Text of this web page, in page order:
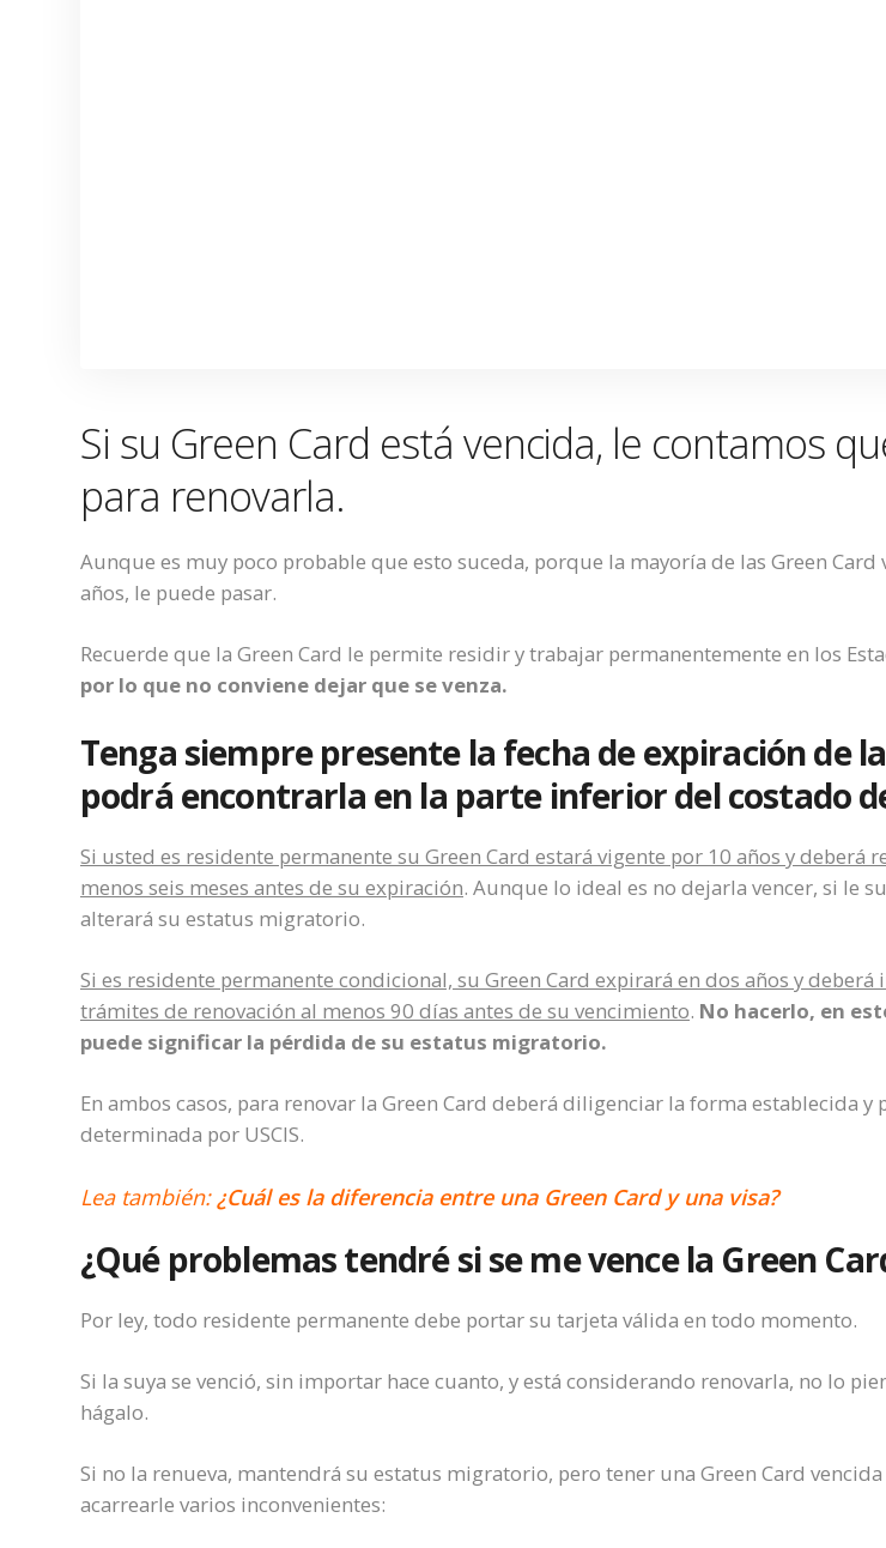
Si su Green Card está vencida, le contamos
para renovarla.
Aunque es muy poco probable que esto suceda, porque la mayoría de las Green Card
años, le puede pasar.
Recuerde que la Green Card le permite residir y trabajar permanentemente en los
por lo que no conviene dejar que se venza.
Tenga siempre presente la fecha de expiración de
podrá encontrarla en la parte inferior del costado
Si usted es residente permanente su Green Card estará vigente por 10 años y deberá
menos seis meses antes de su expiración. Aunque lo ideal es no dejarla vencer, si le
alterará su estatus migratorio.
Si es residente permanente condicional, su Green Card expirará en dos años y deberá
trámites de renovación al menos 90 días antes de su vencimiento. No hacerlo, en
puede significar la pérdida de su estatus migratorio.
En ambos casos, para renovar la Green Card deberá diligenciar la forma establecida y
determinada por USCIS.
Lea también: ¿Cuál es la diferencia entre una Green Card y una visa?
¿Qué problemas tendré si se me vence la Green
Por ley, todo residente permanente debe portar su tarjeta válida en todo momento.
Si la suya se venció, sin importar hace cuanto, y está considerando renovarla, no lo
hágalo.
Si no la renueva, mantendrá su estatus migratorio, pero tener una Green Card
acarrearle varios inconvenientes: